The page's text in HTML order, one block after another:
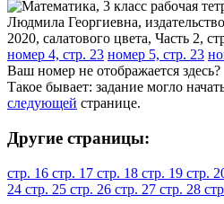
номер 4, стр. 23 номер 5, стр. 23
Ваш номер не отображается здесь?
Такое бывает: задание могло
следующей странице.
Другие страницы:
стр. 16 стр. 17 стр. 18 стр. 19 стр.
24 стр. 25 стр. 26 стр. 27 стр. 28